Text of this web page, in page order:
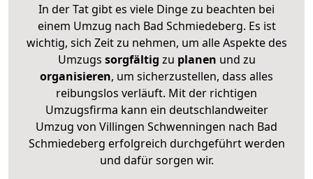
In der Tat gibt es viele Dinge zu beachten bei
einem Umzug nach Bad Schmiedeberg. Es ist
wichtig, sich Zeit zu nehmen, um alle Aspekte des
Umzugs sorgfältig zu planen und zu
organisieren, um sicherzustellen, dass alles
reibungslos verläuft. Mit der richtigen
Umzugsfirma kann ein deutschlandweiter
Umzug von Villingen Schwenningen nach Bad
Schmiedeberg erfolgreich durchgeführt werden
und dafür sorgen wir.